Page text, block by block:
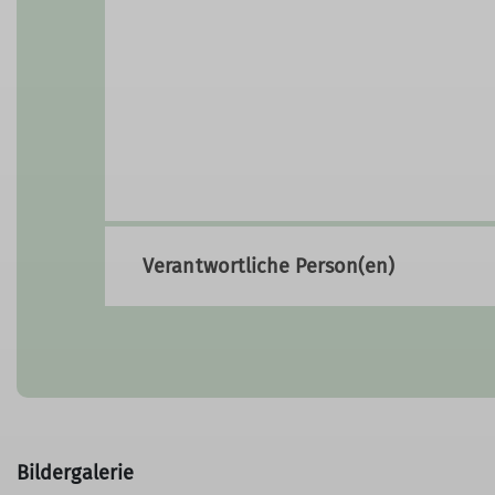
Verantwortliche Person(en)
Bildergalerie